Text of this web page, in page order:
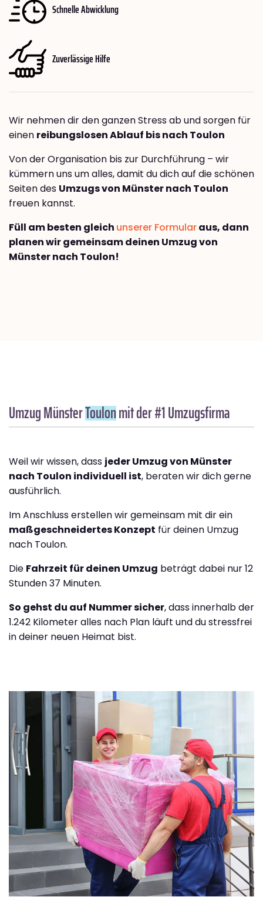
Schnelle Abwicklung
Zuverlässige Hilfe
Wir nehmen dir den ganzen Stress ab und sorgen für
einen reibungslosen Ablauf bis nach Toulon
Von der Organisation bis zur Durchführung – wir
kümmern uns um alles, damit du dich auf die schönen
Seiten des Umzugs von Münster nach Toulon
freuen kannst.
Füll am besten gleich unserer Formularaus, dann
planen wir gemeinsam deinen Umzug von
Münster nach Toulon!
Umzug MünsterToulonmit der #1 Umzugsfirma
Weil wir wissen, dass jeder Umzug von Münster
nach Toulon individuell ist, beraten wir dich gerne
ausführlich.
Im Anschluss erstellen wir gemeinsam mit dir ein
maßgeschneidertes Konzept für deinen Umzug
nach Toulon.
Die Fahrzeit für deinen Umzug beträgt dabei nur 12
Stunden 37 Minuten.
So gehst du auf Nummer sicher, dass innerhalb der
1.242 Kilometer alles nach Plan läuft und du stressfrei
in deiner neuen Heimat bist.